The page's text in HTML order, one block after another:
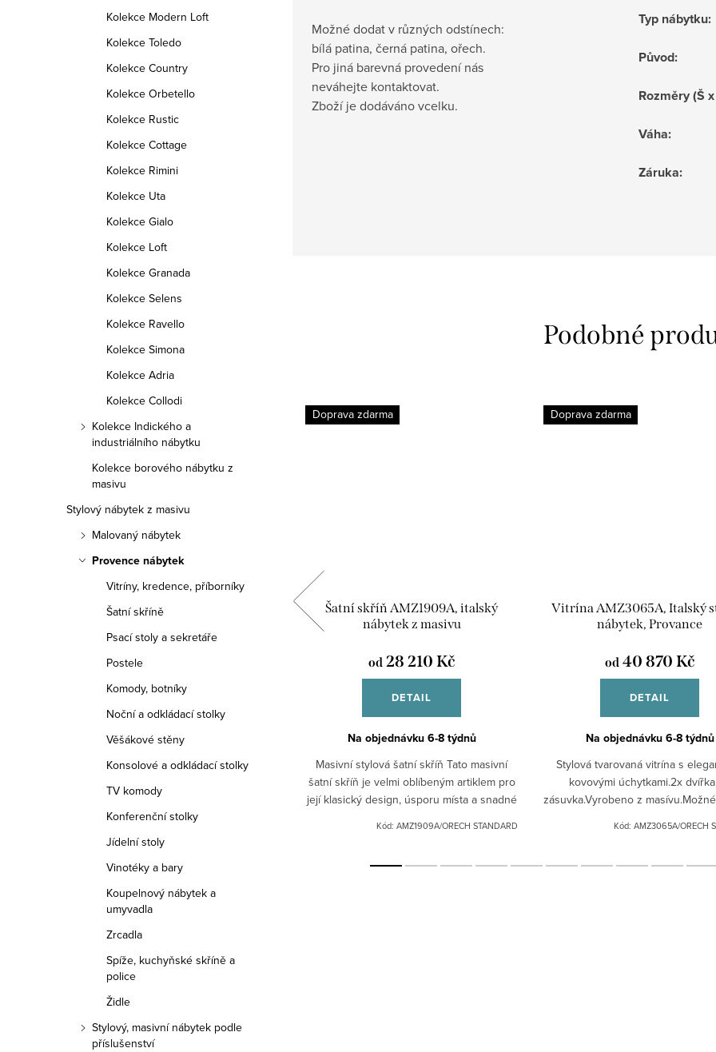
Kolekce Modern Loft
Kolekce Toledo
Kolekce Country
Kolekce Orbetello
Kolekce Rustic
Kolekce Cottage
Kolekce Rimini
Kolekce Uta
Kolekce Gialo
Kolekce Loft
Kolekce Granada
Kolekce Selens
Kolekce Ravello
Kolekce Simona
Kolekce Adria
Kolekce Collodi
Kolekce Indického a
industriálního nábytku
Kolekce borového nábytku z
masivu
Stylový nábytek z masivu
Malovaný nábytek
Provence nábytek
Vitríny, kredence, příborníky
Šatní skříně
Psací stoly a sekretáře
Postele
Komody, botníky
Noční a odkládací stolky
Věšákové stěny
Konsolové a odkládací stolky
TV komody
Konferenční stolky
Jídelní stoly
Vinotéky a bary
Koupelnový nábytek a
umyvadla
Zrcadla
Spíže, kuchyňské skříně a
police
Židle
Stylový, masivní nábytek podle
příslušenství
Možné dodat v různých odstínech:
bílá patina, černá patina, ořech.
Pro jiná barevná provedení nás
neváhejte kontaktovat.
Zboží je dodáváno vcelku.
Typ nábytku:
Původ:
Rozměry (Š
Váha:
Záruka:
Psací stůl AMZ3102A, Italský stylový
od
DETAIL
Na objednávku 6-8 týdnů
Stylový psací stůl z masívu. 5x zásuvka
Vyobrazeno v provedení bílá patina a
pracovní deska ořech. Pro jiná barevná
provedení či kombinace...
AMZ3102A/ORECH STANDARD
Doprava zdarma
Šatní skříň AMZ1909A, italský
nábytek z masivu
od 28 210 Kč
DETAIL
Na objednávku 6-8 týdnů
Masivní stylová šatní skříň Tato masivní
šatní skříň je velmi oblíbeným artiklem pro
její klasický design, úsporu místa a snadné
Kód: AMZ1909A/ORECH STANDARD
Doprava zdarma
Vitrína AMZ3065A, Italský
nábytek, Provance
od 40 870 Kč
DETAIL
Na objednávku 6-8 týdnů
Stylová tvarovaná vitrína s
kovovými úchytkami.2x
zásuvka.Vyrobeno z
patina, ořech.Pro jiná...
Kód: AMZ3065A/ORECH